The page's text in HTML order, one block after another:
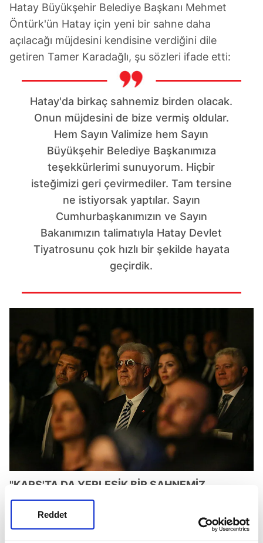
Reddet
Hatay Büyükşehir Belediye Başkanı Mehmet
Öntürk'ün Hatay için yeni bir sahne daha
açılacağı müjdesini kendisine verdiğini dile
getiren Tamer Karadağlı, şu sözleri ifade etti:
Hatay'da birkaç sahnemiz birden olacak.
Onun müjdesini de bize vermiş oldular.
Hem Sayın Valimize hem Sayın
Büyükşehir Belediye Başkanımıza
teşekkürlerimi sunuyorum. Hiçbir
isteğimizi geri çevirmediler. Tam tersine
ne istiyorsak yaptılar. Sayın
Cumhurbaşkanımızın ve Sayın
Bakanımızın talimatıyla Hatay Devlet
Tiyatrosunu çok hızlı bir şekilde hayata
geçirdik.
"KARS'TA DA YERLEŞİK BİR SAHNEMİZ
OLACAK"
Hatay'ın yollarının, binalarının yeniden yapıldığını,
sanat ve kültürle de gelişeceğini vurgulayan